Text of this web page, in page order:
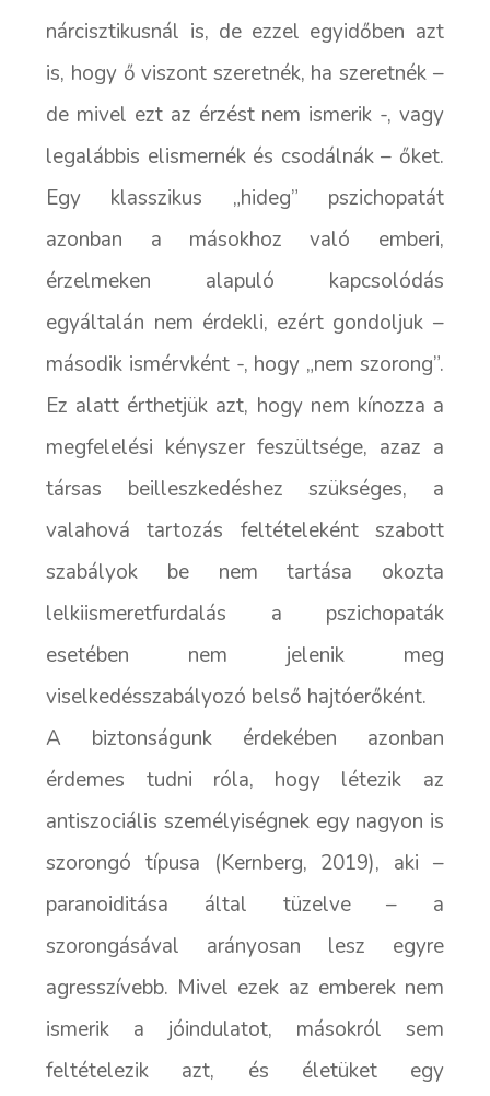
nárcisztikusnál is, de ezzel egyidőben azt
is, hogy ő viszont szeretnék, ha szeretnék –
de mivel ezt az érzést nem ismerik -, vagy
legalábbis elismernék és csodálnák – őket.
Egy klasszikus „hideg” pszichopatát
azonban a másokhoz való emberi,
érzelmeken alapuló kapcsolódás
egyáltalán nem érdekli, ezért gondoljuk –
második ismérvként -, hogy „nem szorong”.
Ez alatt érthetjük azt, hogy nem kínozza a
megfelelési kényszer feszültsége, azaz a
társas beilleszkedéshez szükséges, a
valahová tartozás feltételeként szabott
szabályok be nem tartása okozta
lelkiismeretfurdalás a pszichopaták
esetében nem jelenik meg
viselkedésszabályozó belső hajtóerőként.
A biztonságunk érdekében azonban
érdemes tudni róla, hogy létezik az
antiszociális személyiségnek egy nagyon is
szorongó típusa (Kernberg, 2019), aki –
paranoiditása által tüzelve – a
szorongásával arányosan lesz egyre
agresszívebb. Mivel ezek az emberek nem
ismerik a jóindulatot, másokról sem
feltételezik azt, és életüket egy